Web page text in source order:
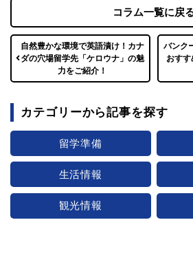
自然豊かな環境で英語漬け！カナ
ダの穴場留学先「ケロウナ」の魅
力をご紹介！
コラム一覧に戻
バンク
おす
カテゴリーから記事を探す
留学準備
生活情報
観光情報